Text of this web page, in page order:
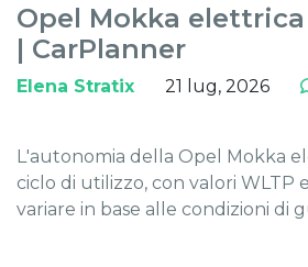
Opel Mokka
| CarPlanner
Elena Stratix 21 lug, 2026
L'autonomia della Opel Mokka
ciclo di utilizzo, con valori WLTP
variare in base alle condizioni di